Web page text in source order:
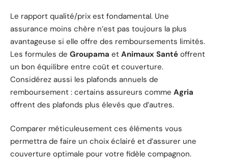
Le rapport qualité/prix est fondamental. Une
assurance moins chère n’est pas toujours la plus
avantageuse si elle offre des remboursements limités.
Les formules de Groupama et Animaux Santé offrent
un bon équilibre entre coût et couverture.
Considérez aussi les plafonds annuels de
remboursement : certains assureurs comme Agria
offrent des plafonds plus élevés que d’autres.
Comparer méticuleusement ces éléments vous
permettra de faire un choix éclairé et d’assurer une
couverture optimale pour votre fidèle compagnon.